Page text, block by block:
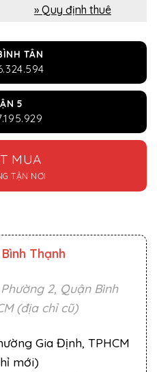
» Quy định thuê
TÂN
5
MUA
TẬN NƠI
Thạnh
2, Quận Bình
(địa chỉ cũ)
Gia Định, TPHCM
mới)